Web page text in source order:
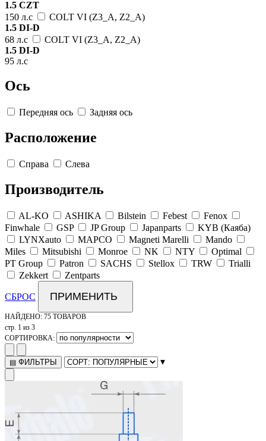
1.5 CZT
150 л.с
COLT VI (Z3_A, Z2_A)
1.5 DI-D
68 л.с
COLT VI (Z3_A, Z2_A)
1.5 DI-D
95 л.с
Ось
Передняя ось Задняя ось
Расположение
Справа Слева
Производитель
AL-KO ASHIKA Bilstein Febest
Fenox
Finwhale
GSP JP Group Japanparts
KYB (Каяба)
LYNXauto
MAPCO Magneti Marelli
Mando
Miles
Mitsubishi Monroe NK NTY
Optimal
PT Group
Patron SACHS Stellox TRW
Trialli
Zekkert
Zentparts
СБРОС ПРИМЕНИТЬ
НАЙДЕНО: 75 ТОВАРОВ
стр. 1 из 3
СОРТИРОВКА:
▤ ФИЛЬТРЫ ▾